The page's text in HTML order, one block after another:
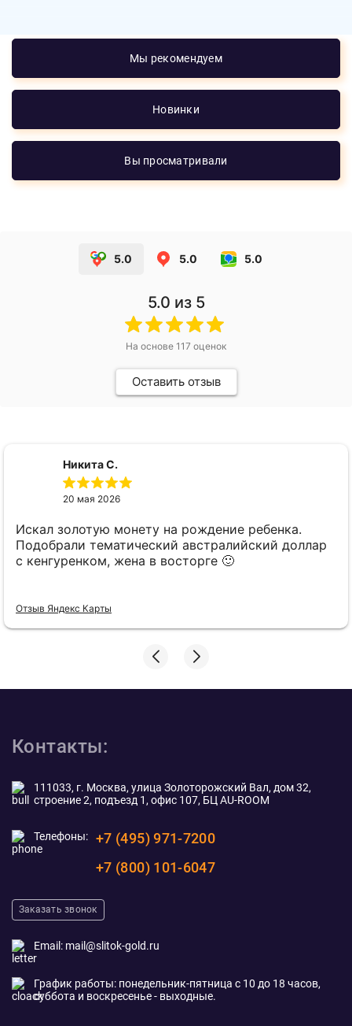
Мы рекомендуем
Новинки
Вы просматривали
5.0 5.0 5.0
5.0 из 5
На основе 117 оценок
Оставить отзыв
Никита С.
20 мая 2026
Искал золотую монету на рождение ребенка.
Подобрали тематический австралийский доллар
с кенгуренком, жена в восторге 🙂
Отзыв Яндекс Карты
Контакты:
111033, г. Москва, улица Золоторожский Вал, дом 32,
строение 2, подъезд 1, офис 107, БЦ AU-ROOM
Телефоны:
+7 (495) 971-7200
+7 (800) 101-6047
Заказать звонок
Email: mail@slitok-gold.ru
График работы: понедельник-пятница с 10 до 18 часов,
суббота и воскресенье - выходные.